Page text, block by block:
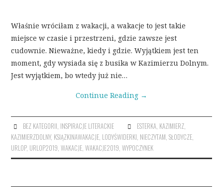
Właśnie wróciłam z wakacji, a wakacje to jest takie
miejsce w czasie i przestrzeni, gdzie zawsze jest
cudownie. Nieważne, kiedy i gdzie. Wyjątkiem jest ten
moment, gdy wysiada się z busika w Kazimierzu Dolnym.
Jest wyjątkiem, bo wtedy już nie…
Continue Reading →
BEZ KATEGORII INSPIRACJE LITERACKIE ESTERKA, KAZIMIERZ,
KAZIMIERZDOLNY, KSIĄZKINAWAKACJE LODYŚWIDERKI NIECZYTAM ,SŁODYCZE
URLOP, URLOP2019 ,WAKACJE ,WAKACJE2019 ,WYPOCZYNEK